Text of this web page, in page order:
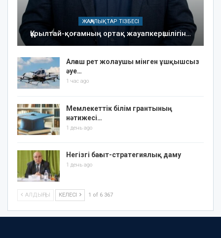
ЖАҢАЛЫҚТАР ТІЗБЕСІ
Құрылтай-қоғамның ортақ жауапкершілігін…
Алғаш рет жолаушы мінген ұшқышсыз
әуе…
1 час ago
Мемлекеттік білім грантының
нәтижесі…
1 день ago
Негізгі бағыт-стратегиялық даму
1 день ago
АЛДЫҢҒЫ КЕЛЕСІ 1 of 6 367